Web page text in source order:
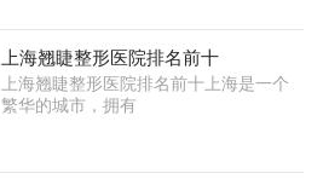
上海翘睫整形医院排名前十
上海翘睫整形医院排名前十上海是一个
繁华的城市，拥有